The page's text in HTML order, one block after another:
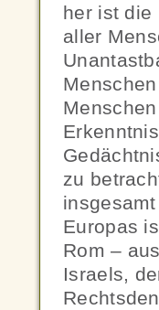
her ist die
aller
zu
Europas
Rom –
Israels,